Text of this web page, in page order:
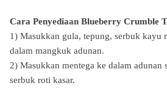
Cara Penyediaan Blueberry Crumble
1) Masukkan gula, tepung, serbuk kayu
dalam mangkuk adunan.
2) Masukkan mentega ke dalam adunan
serbuk roti kasar.